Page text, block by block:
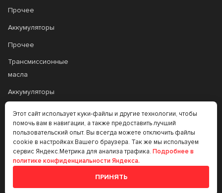
Прочее
Аккумуляторы
Прочее
Трансмиссионные
масла
Аккумуляторы
+7 (383) 335-77-99
rtt@m-masel.ru
Этот сайт использует куки-файлы и другие технологии, чтобы
помочь вам в навигации, а также предоставить лучший
пользовательский опыт. Вы всегда можете отключить файлы
cookie в настройках Вашего браузера. Так же мы используем
сервис Яндекс.Метрика для анализа трафика. Подробнее в
политике конфиденциальности Яндекса.
ПРИНЯТЬ